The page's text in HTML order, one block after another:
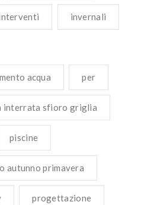
invernali
acqua per
interrata sfioro griglia
piscine
autunno primavera
progettazione